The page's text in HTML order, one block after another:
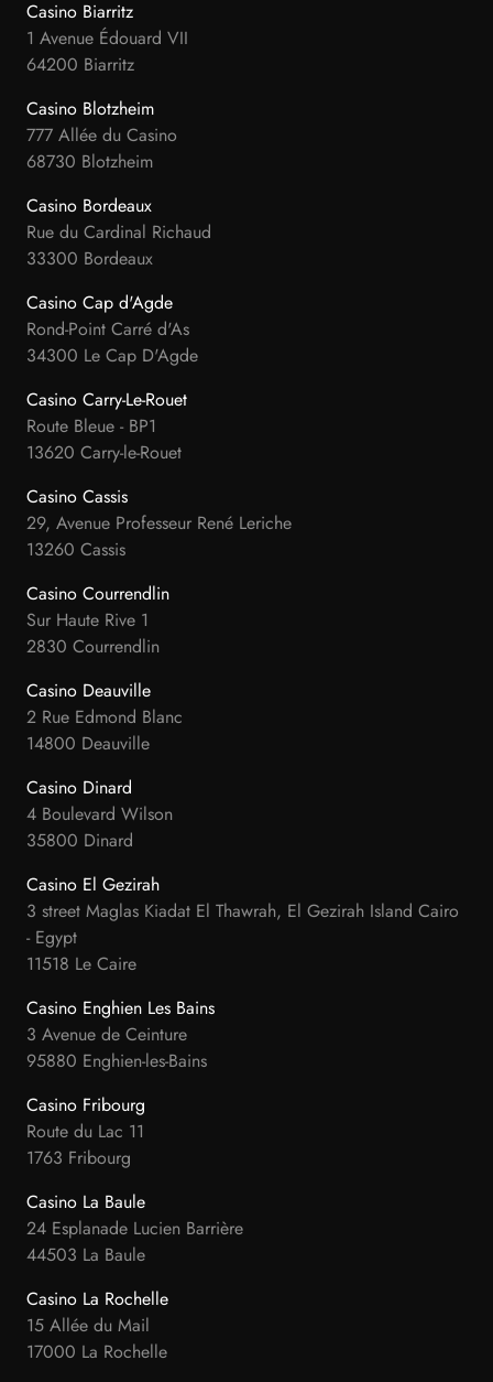
Casino Biarritz
1 Avenue Édouard VII
64200 Biarritz
Casino Blotzheim
777 Allée du Casino
68730 Blotzheim
Casino Bordeaux
Rue du Cardinal Richaud
33300 Bordeaux
Casino Cap d'Agde
Rond-Point Carré d'As
34300 Le Cap D'Agde
Casino Carry-Le-Rouet
Route Bleue - BP1
13620 Carry-le-Rouet
Casino Cassis
29, Avenue Professeur René Leriche
13260 Cassis
Casino Courrendlin
Sur Haute Rive 1
2830 Courrendlin
Casino Deauville
2 Rue Edmond Blanc
14800 Deauville
Casino Dinard
4 Boulevard Wilson
35800 Dinard
Casino El Gezirah
3 street Maglas Kiadat El Thawrah, El Gezirah Island Cairo
- Egypt
11518 Le Caire
Casino Enghien Les Bains
3 Avenue de Ceinture
95880 Enghien-les-Bains
Casino Fribourg
Route du Lac 11
1763 Fribourg
Casino La Baule
24 Esplanade Lucien Barrière
44503 La Baule
Casino La Rochelle
15 Allée du Mail
17000 La Rochelle